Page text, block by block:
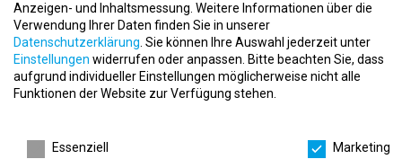
Mitarbeiterrabatte bei zahlreichen Marken und Services
Teamevents und exklusive Einblicke hinter die Kulissen eines
Lifestyle-Labels
Beratung und Motivation der Mitglieder zu Training, Ernährung
und Lifestyle
Anzeigen- und Inhaltsmessung. Weitere Informationen über die
Verwendung Ihrer Daten finden Sie in unserer
Datenschutzerklärung. Sie können Ihre Auswahl jederzeit unter
Einstellungen widerrufen oder anpassen. Bitte beachten Sie, dass
aufgrund individueller Einstellungen möglicherweise nicht alle
Funktionen der Website zur Verfügung stehen.
Essenziell
Marketing